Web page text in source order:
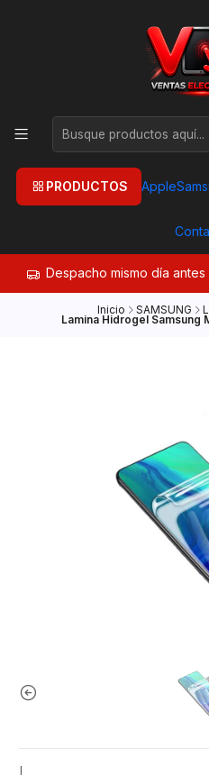
PRODUCTOS Apple
Despacho mismo día antes
Inicio SAMSUNG
Lamina Hidrogel Samsung